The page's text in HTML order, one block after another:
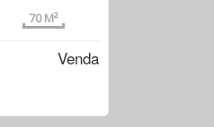
70 M²
Venda